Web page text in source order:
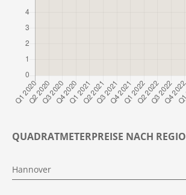
QUADRATMETERPREISE NACH
Hannover